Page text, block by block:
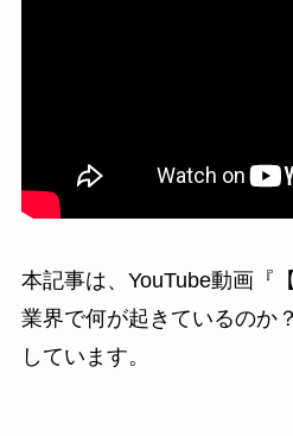
本記事は、YouTube動画『
業界で何が起きているのか
しています。